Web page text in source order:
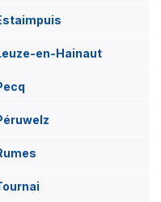
en-Hainaut